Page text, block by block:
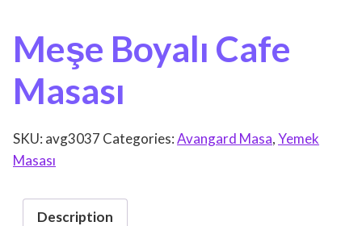
Meşe Boyalı Cafe
Masası
SKU: avg3037 Categories:Avangard Masa,Yemek
Masası
Description